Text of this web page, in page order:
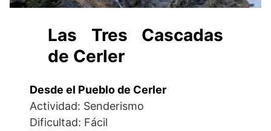
Las Tres Cascadas
de Cerler
Desde el Pueblo de Cerler
Actividad: Senderismo
Dificultad: Fácil